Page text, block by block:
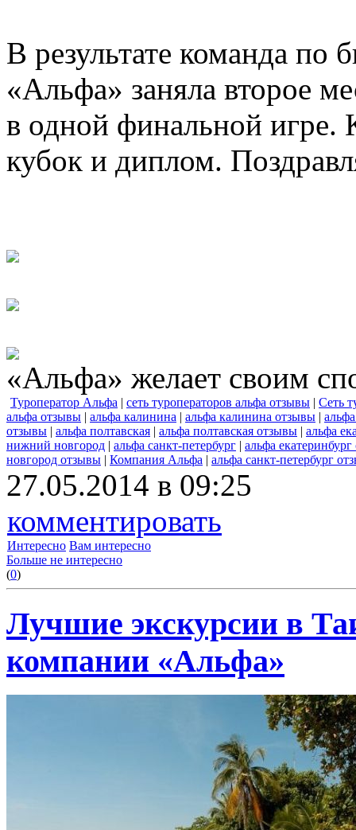
В результате команда по
«Альфа» заняла второе
в одной финальной игре.
кубок и диплом.
«Альфа» желает своим
Туроператор Альфа | сеть туроператоров альфа отзывы | Сеть
альфа отзывы | альфа калинина | альфа калинина отзывы |
отзывы | альфа полтавская | альфа полтавская отзывы | альфа
нижний новгород | альфа санкт-петербург | альфа
новгород отзывы | Компания Альфа | альфа санкт-петербург
27.05.2014 в 09:25
комментировать
Интересно Вам интересно
Больше не интересно
(0)
Лучшие экскурсии в
компании «Альфа»